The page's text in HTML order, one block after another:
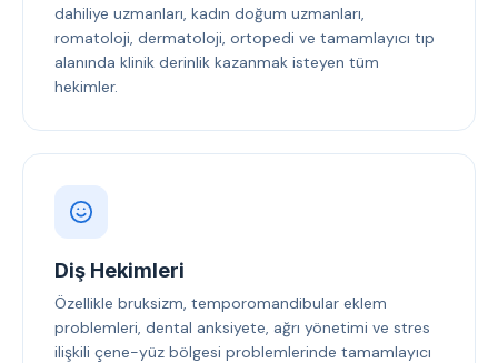
dahiliye uzmanları, kadın doğum uzmanları,
romatoloji, dermatoloji, ortopedi ve tamamlayıcı tıp
alanında klinik derinlik kazanmak isteyen tüm
hekimler.
Diş Hekimleri
Özellikle bruksizm, temporomandibular eklem
problemleri, dental anksiyete, ağrı yönetimi ve stres
ilişkili çene-yüz bölgesi problemlerinde tamamlayıcı